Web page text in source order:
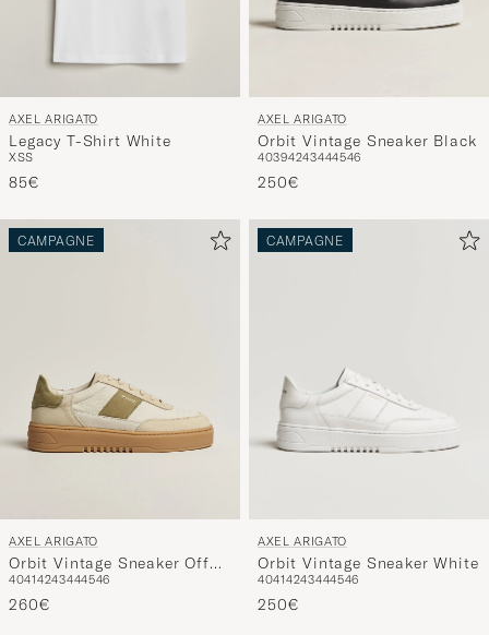
AXEL ARIGATO
Legacy T-Shirt White
XSS
85€
AXEL ARIGATO
Orbit Vintage Sneaker Black
40394243444546
250€
CAMPAGNE
AXEL ARIGATO
Orbit Vintage Sneaker Off
White/Green
40414243444546
260€
CAMPAGNE
AXEL ARIGATO
Orbit Vintage Sneaker White
40414243444546
250€